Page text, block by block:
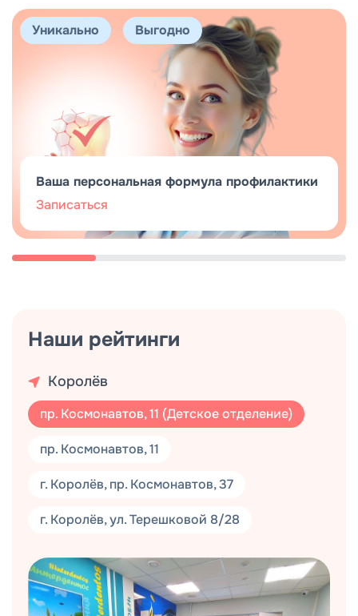
Уникально Выгодно
Ваша персональная формула профилактики
Записаться
Наши рейтинги
Королёв
пр. Космонавтов, 11 (Детское отделение)
пр. Космонавтов, 11
г. Королёв, пр. Космонавтов, 37
г. Королёв, ул. Терешковой 8/28